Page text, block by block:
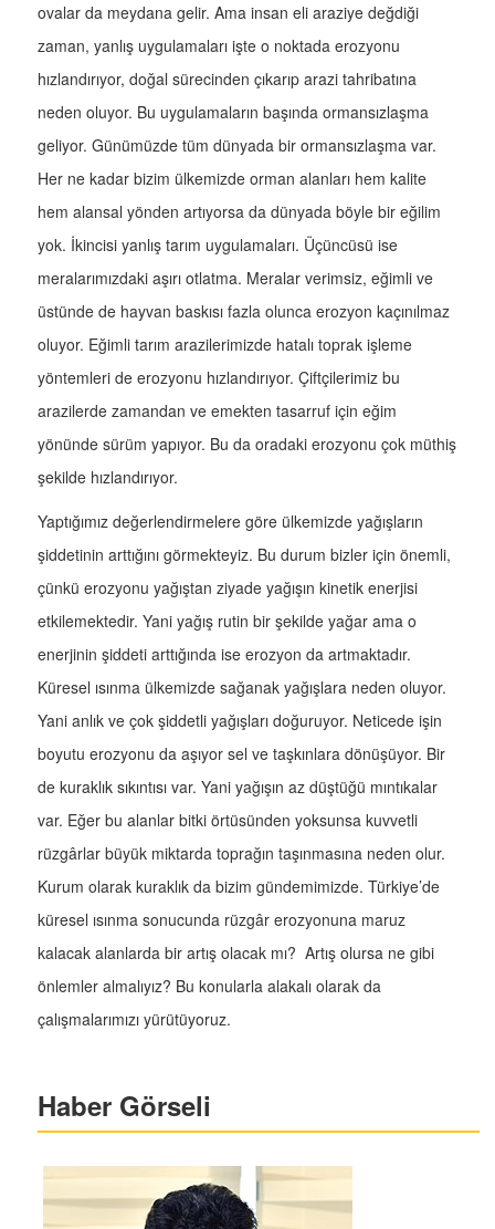
ovalar da meydana gelir. Ama insan eli araziye değdiği
zaman, yanlış uygulamaları işte o noktada erozyonu
hızlandırıyor, doğal sürecinden çıkarıp arazi tahribatına
neden oluyor. Bu uygulamaların başında ormansızlaşma
geliyor. Günümüzde tüm dünyada bir ormansızlaşma var.
Her ne kadar bizim ülkemizde orman alanları hem kalite
hem alansal yönden artıyorsa da dünyada böyle bir eğilim
yok. İkincisi yanlış tarım uygulamaları. Üçüncüsü ise
meralarımızdaki aşırı otlatma. Meralar verimsiz, eğimli ve
üstünde de hayvan baskısı fazla olunca erozyon kaçınılmaz
oluyor. Eğimli tarım arazilerimizde hatalı toprak işleme
yöntemleri de erozyonu hızlandırıyor. Çiftçilerimiz bu
arazilerde zamandan ve emekten tasarruf için eğim
yönünde sürüm yapıyor. Bu da oradaki erozyonu çok müthiş
şekilde hızlandırıyor.
Yaptığımız değerlendirmelere göre ülkemizde yağışların
şiddetinin arttığını görmekteyiz. Bu durum bizler için önemli,
çünkü erozyonu yağıştan ziyade yağışın kinetik enerjisi
etkilemektedir. Yani yağış rutin bir şekilde yağar ama o
enerjinin şiddeti arttığında ise erozyon da artmaktadır.
Küresel ısınma ülkemizde sağanak yağışlara neden oluyor.
Yani anlık ve çok şiddetli yağışları doğuruyor. Neticede işin
boyutu erozyonu da aşıyor sel ve taşkınlara dönüşüyor. Bir
de kuraklık sıkıntısı var. Yani yağışın az düştüğü mıntıkalar
var. Eğer bu alanlar bitki örtüsünden yoksunsa kuvvetli
rüzgârlar büyük miktarda toprağın taşınmasına neden olur.
Kurum olarak kuraklık da bizim gündemimizde. Türkiye’de
küresel ısınma sonucunda rüzgâr erozyonuna maruz
kalacak alanlarda bir artış olacak mı? Artış olursa ne gibi
önlemler almalıyız? Bu konularla alakalı olarak da
çalışmalarımızı yürütüyoruz.
Haber Görseli